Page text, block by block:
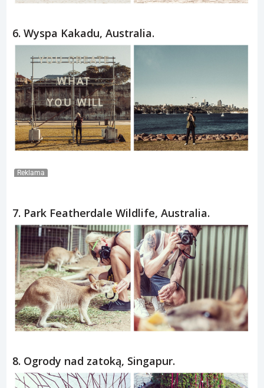
6. Wyspa Kakadu, Australia.
Reklama
7. Park Featherdale Wildlife, Australia.
8. Ogrody nad zatoką, Singapur.